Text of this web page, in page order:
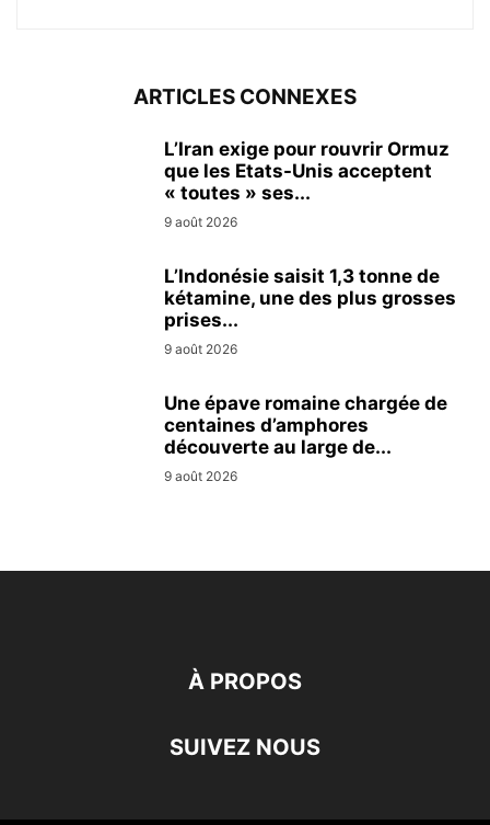
ARTICLES CONNEXES
L’Iran exige pour rouvrir Ormuz
que les Etats-Unis acceptent
« toutes » ses...
9 août 2026
L’Indonésie saisit 1,3 tonne de
kétamine, une des plus grosses
prises...
9 août 2026
Une épave romaine chargée de
centaines d’amphores
découverte au large de...
9 août 2026
À PROPOS
SUIVEZ NOUS